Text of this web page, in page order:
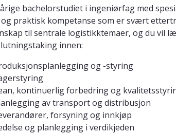
bachelorstudiet i ingeniørfag med
praktisk kompetanse som er svært
til sentrale logistikktemaer, og du vil
innen:
og -styring
kontinuerlig forbedring og
av transport og distribusjon
forsyning og innkjøp
og planlegging i verdikjeden